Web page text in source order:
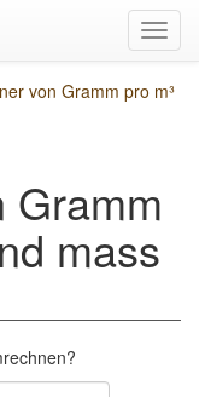
von Gramm pro m³
Gramm
mass